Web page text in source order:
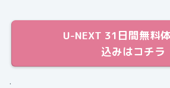
U-NEXT 31日間無料
込みはコチラ
.